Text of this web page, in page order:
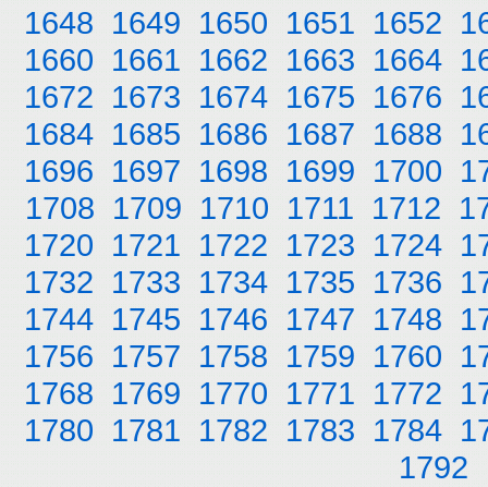
1648 1649 1650 1651 1652
1660 1661 1662 1663 1664
1672 1673 1674 1675 1676
1684 1685 1686 1687 1688
1696 1697 1698 1699 1700
1708 1709 1710 1711 1712
1720 1721 1722 1723 1724
1732 1733 1734 1735 1736
1744 1745 1746 1747 1748
1756 1757 1758 1759 1760
1768 1769 1770 1771 1772
1780 1781 1782 1783 1784
1792